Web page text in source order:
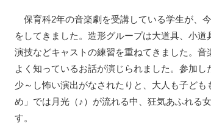
保育科2年の音楽劇を受講している学生が、
をしてきました。造形グループは大道具、小
演技などキャストの練習を重ねてきました。音
よく知っているお話が演じられました。参加
少～し怖い演出がなされたりと、大人も子ど
め」では月光（♪）が流れる中、狂気あふれる
す。